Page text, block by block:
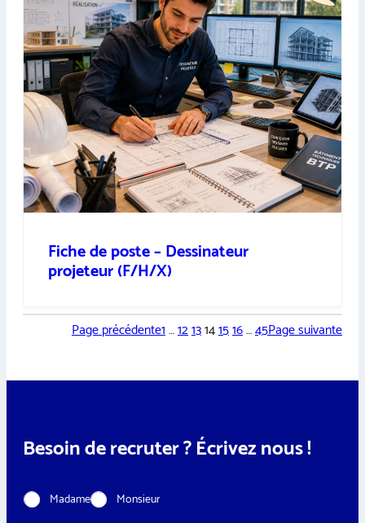
Fiche de poste – Dessinateur
projeteur (F/H/X)
Page précédente1…1213141516…45Page suivante
Besoin de recruter ? Écrivez nous !
C Madame Monsieur